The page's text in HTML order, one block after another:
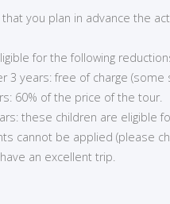
you plan in advance the
for the following
3 years: free of charge
60% of the price of the tour.
these children are eligible
cannot be applied (please
an excellent trip.